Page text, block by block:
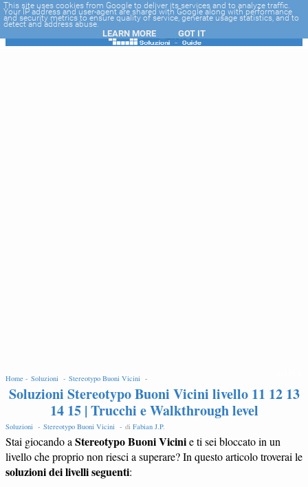
-->
Home - Soluzioni - Stereotypo Buoni Vicini -
Soluzioni Stereotypo Buoni Vicini livello 11 12 13
14 15 | Trucchi e Walkthrough level
Soluzioni - Stereotypo Buoni Vicini - di Fabian J.P.
Stai giocando a Stereotypo Buoni Vicinie ti sei bloccato in un
livello che proprio non riesci a superare? In questo articolo troverai le
soluzioni dei livelli seguenti:
This site uses cookies from Google to deliver its services and to analyze traffic.
Your IP address and user-agent are shared with Google along with performance
and security metrics to ensure quality of service, generate usage statistics, and to
detect and address abuse.
LEARN MORE GOT IT